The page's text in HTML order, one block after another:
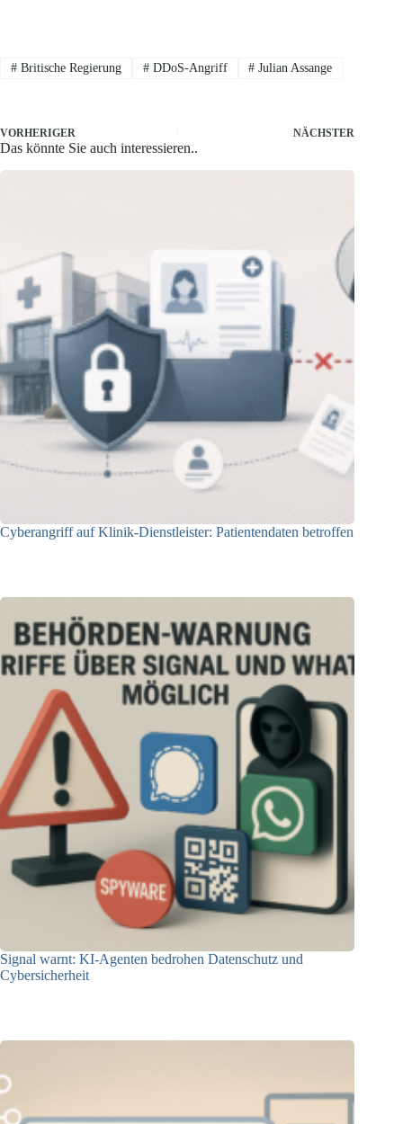
#Britische Regierung #DDoS-Angriff # Julian Assange
VORHERIGER NÄCHSTER
Das könnte Sie auch interessieren..
Cyberangriff auf Klinik-Dienstleister: Patientendaten betroffen
Signal warnt: KI-Agenten bedrohen Datenschutz und
Cybersicherheit